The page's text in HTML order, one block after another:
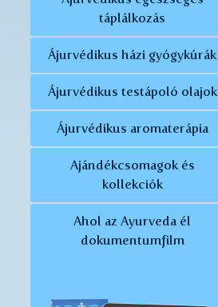
táplálkozás
Ájurvédikus házi gyógykúrák
Ájurvédikus testápoló olajok
Ájurvédikus aromaterápia
Ajándékcsomagok és
kollekciók
Ahol az Ayurveda él
dokumentumfilm